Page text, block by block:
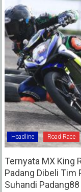
Headline Road Race
Ternyata MX King
Padang Dibeli Tim
Suhandi Padang88